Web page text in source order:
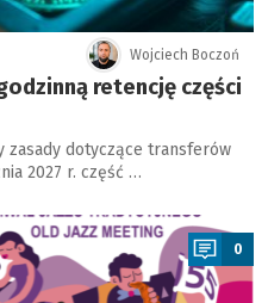
Wojciech Boczoń
retencję części
zasady dotyczące transferów
2027 r. część …
0